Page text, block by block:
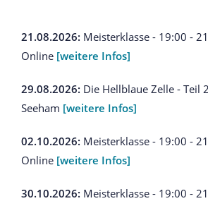
21.08.2026: Meisterklasse - 19:00 -
Online [weitere Infos]
29.08.2026: Die Hellblaue Zelle - Teil 2 @ Österreich
Seeham [weitere Infos]
02.10.2026: Meisterklasse - 19:00 -
Online [weitere Infos]
30.10.2026: Meisterklasse - 19:00 -